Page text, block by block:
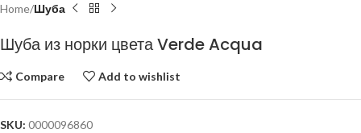
Home Шуба
Шуба из норки цвета Verde Acqua
Compare Add to wishlist
SKU: 0000096860